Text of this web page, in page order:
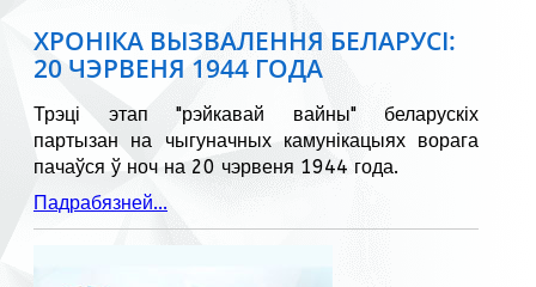
ХРОНІКА ВЫЗВАЛЕННЯ БЕЛАРУСІ:
20 ЧЭРВЕНЯ 1944 ГОДА
Трэці этап "рэйкавай вайны" беларускіх
партызан на чыгуначных камунікацыях ворага
пачаўся ў ноч на 20 чэрвеня 1944 года.
Падрабязней...